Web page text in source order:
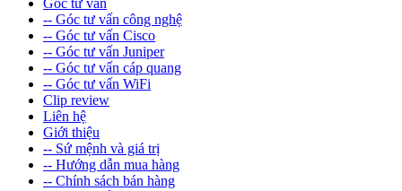
-- Góc tư vấn công nghệ
-- Góc tư vấn Cisco
-- Góc tư vấn Juniper
-- Góc tư vấn cáp quang
-- Góc tư vấn WiFi
Clip review
Liên hệ
Giới thiệu
-- Sứ mệnh và giá trị
-- Hướng dẫn mua hàng
-- Chính sách bán hàng